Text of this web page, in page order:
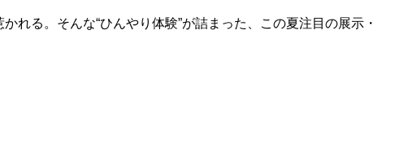
れる。そんな“ひんやり体験”が詰まった、この夏注目の展示・